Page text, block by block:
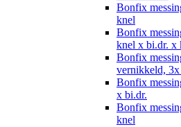
Bonfix
knel
Bonfix
knel x bi.dr. x
Bonfix
vernikkeld,
Bonfix
x bi.dr.
Bonfix
knel